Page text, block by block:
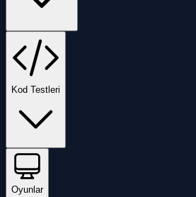
Kod Testleri
Oyunlar